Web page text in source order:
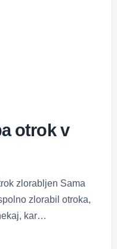
otrok v
zlorabljen Sama
zlorabil otroka,
kar…